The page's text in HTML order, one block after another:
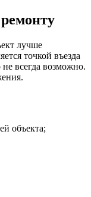
лучше
точкой въезда
всегда возможно.
объекта;